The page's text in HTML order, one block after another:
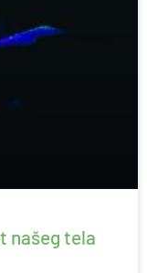
našeg tela